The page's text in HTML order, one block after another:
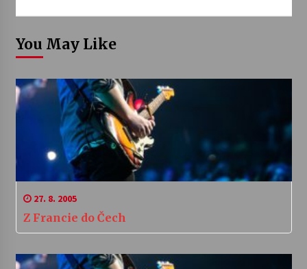
You May Like
27. 8. 2005
Z Francie do Čech